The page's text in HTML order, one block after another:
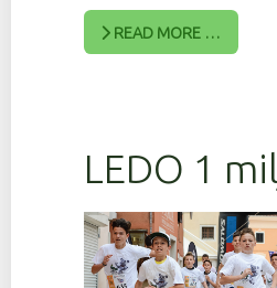
READ MORE …
LEDO 1